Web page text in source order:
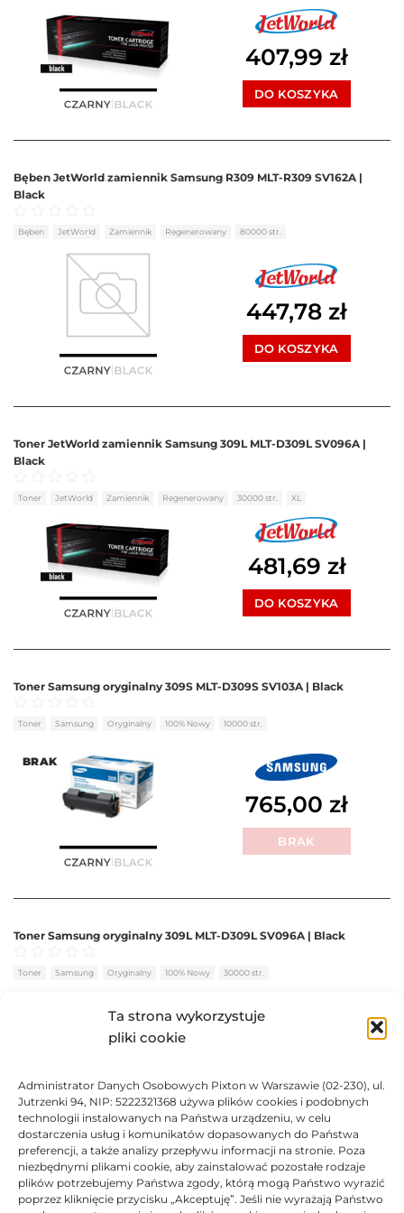
Ta strona wykorzystuje
pliki cookie
Administrator Danych Osobowych Pixton w Warszawie (02-230), ul.
Jutrzenki 94, NIP: 5222321368 używa plików cookies i podobnych
technologii instalowanych na Państwa urządzeniu, w celu
dostarczenia usług i komunikatów dopasowanych do Państwa
preferencji, a także analizy przepływu informacji na stronie. Poza
niezbędnymi plikami cookie, aby zainstalować pozostałe rodzaje
plików potrzebujemy Państwa zgody, którą mogą Państwo wyrazić
poprzez kliknięcie przycisku „Akceptuję”. Jeśli nie wyrażają Państwo
407,99 zł
DO KOSZYKA
Bęben JetWorld zamiennik Samsung R309 MLT-R309 SV162A |
Black
Oceniono0na 5
Bęben JetWorld Zamiennik Regenerowany 80000 str.
447,78 zł
DO KOSZYKA
Toner JetWorld zamiennik Samsung 309L MLT-D309L SV096A |
Black
Oceniono0na 5
Toner JetWorld Zamiennik Regenerowany 30000 str. XL
481,69 zł
DO KOSZYKA
BRAK
Toner Samsung oryginalny 309S MLT-D309S SV103A | Black
Oceniono0 na 5
Toner Samsung Oryginalny 100% Nowy 10000 str.
765,00 zł
BRAK
Toner Samsung oryginalny 309L MLT-D309L SV096A | Black
Oceniono0 na 5
Toner Samsung Oryginalny 100% Nowy 30000 str.
BRAK
Toner Samsung oryginalny 309E MLT-D309E SV090A | Black